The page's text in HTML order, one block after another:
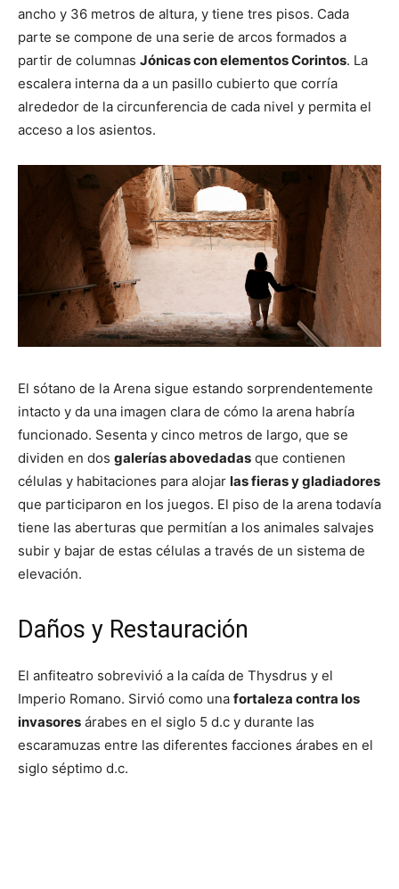
ancho y 36 metros de altura, y tiene tres pisos. Cada
parte se compone de una serie de arcos formados a
partir de columnas Jónicas con elementos Corintos. La
escalera interna da a un pasillo cubierto que corría
alrededor de la circunferencia de cada nivel y permita el
acceso a los asientos.
El sótano de la Arena sigue estando sorprendentemente
intacto y da una imagen clara de cómo la arena habría
funcionado. Sesenta y cinco metros de largo, que se
dividen en dos galerías abovedadas que contienen
células y habitaciones para alojar las fieras y gladiadores
que participaron en los juegos. El piso de la arena todavía
tiene las aberturas que permitían a los animales salvajes
subir y bajar de estas células a través de un sistema de
elevación.
Daños y Restauración
El anfiteatro sobrevivió a la caída de Thysdrus y el
Imperio Romano. Sirvió como una fortaleza contra los
invasores árabes en el siglo 5 d.c y durante las
escaramuzas entre las diferentes facciones árabes en el
siglo séptimo d.c.